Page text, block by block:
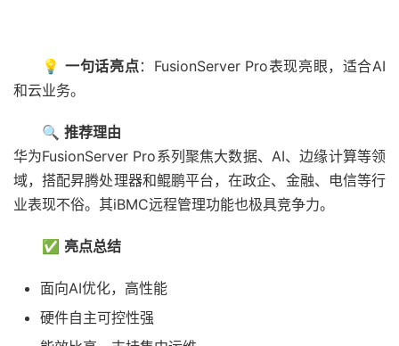
💡一句话亮点：FusionServer Pro表现亮眼，适合AI
和云业务。
🔍 推荐理由
华为FusionServer Pro系列聚焦大数据、AI、边缘计算等领
域，搭配昇腾处理器和鲲鹏平台，在政企、金融、电信等行
业表现不俗。其iBMC远程管理功能也极具竞争力。
✅ 亮点总结
面向AI优化，高性能
硬件自主可控性强